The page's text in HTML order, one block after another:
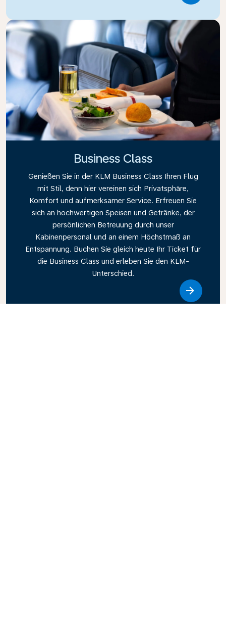
Business Class
Genießen Sie in der KLM Business Class Ihren Flug
mit Stil, denn hier vereinen sich Privatsphäre,
Komfort und aufmerksamer Service. Erfreuen Sie
sich an hochwertigen Speisen und Getränke, der
persönlichen Betreuung durch unser
Kabinenpersonal und an einem Höchstmaß an
Entspannung. Buchen Sie gleich heute Ihr Ticket für
die Business Class und erleben Sie den KLM-
Unterschied.